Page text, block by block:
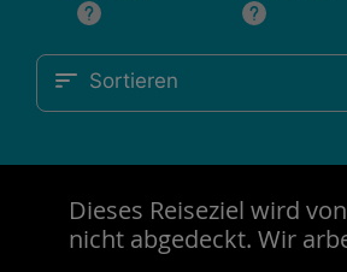
Sortieren
Dieses Reiseziel wird
nicht abgedeckt. Wir